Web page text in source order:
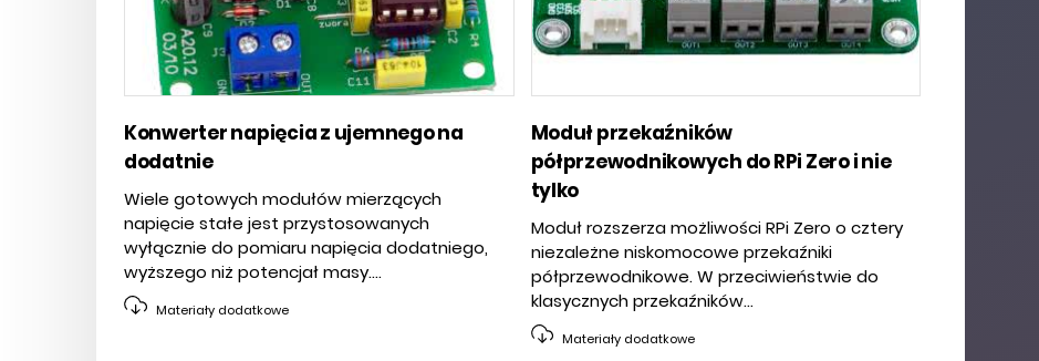
​Konwerter napięcia z ujemnego na
dodatnie
Wiele gotowych modułów mierzących
napięcie stałe jest przystosowanych
wyłącznie do pomiaru napięcia dodatniego,
wyższego niż potencjał masy....
Materiały dodatkowe
Moduł przekaźników
półprzewodnikowych do RPi Zero i nie
tylko
Moduł rozszerza możliwości RPi Zero o cztery
niezależne niskomocowe przekaźniki
półprzewodnikowe. W przeciwieństwie do
klasycznych przekaźników...
Materiały dodatkowe